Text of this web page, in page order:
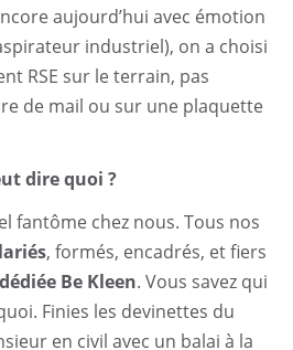
aujourd’hui avec émotion
industriel), on a choisi
RSE sur le terrain, pas
de mail ou sur une plaquette
dire quoi ?
fantôme chez nous. Tous nos
, formés, encadrés, et fiers
Be Kleen. Vous savez qui
Finies les devinettes du
en civil avec un balai à la